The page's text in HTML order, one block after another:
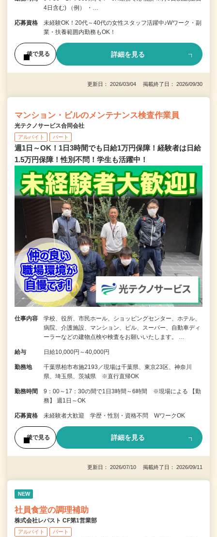
4日含む) （例） ・…
応募資格
未経験OK！20代～40代の女性スタッフ活躍中♪Wワーク・副
業・扶養範囲内勤務もOK！
後で見る 詳細を見る
更新日： 2026/03/04 掲載終了日： 2026/09/30
マンション・ビルのメンテナンス検査作業員
光テクノサービス合同会社
アルバイト パート
週1日～OK！1日3時間でも日給1万円保障！経験者は日給
1.5万円保障！性別不問！学生も活躍中！
仕事内容
学校、役所、市民ホール、ショッピングセンター、ホテル、
病院、介護施設、マンション、ビル、スーパー、自動車ディ
ーラーなどの建物点検や検査をお願いいたします。 …
給与 日給10,000円～40,000円
勤務地
千葉県柏市布施2193／現場は千葉県、東京23区、神奈川
県、埼玉県、茨城県 ※直行直帰OK
勤務時間
9：00～17：30の間で1日3時間～6時間 ※現場による 【勤
務】 週1日～OK
応募資格 未経験者大歓迎 学歴・性別・資格不問 WワークOK
後で見る 詳細を見る
更新日： 2026/07/10 掲載終了日： 2026/09/11
NEW
社員食堂の調理補助
株式会社レパスト CF第1営業部
アルバイト パート